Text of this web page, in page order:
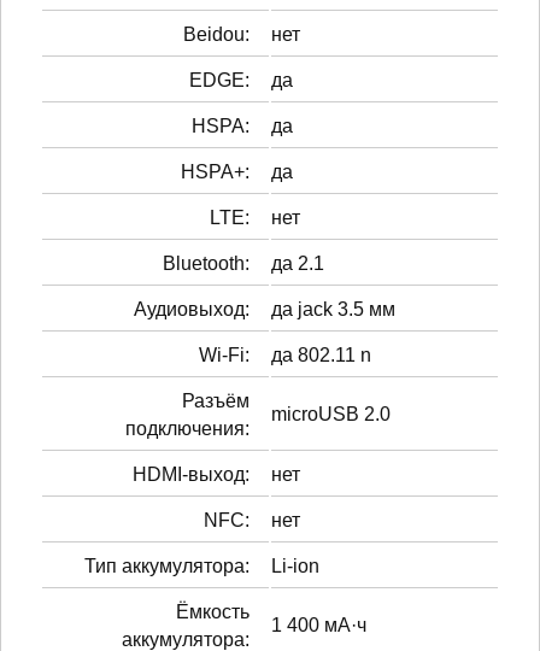
Beidou: нет
EDGE: да
HSPA: да
HSPA+: да
LTE: нет
Bluetooth: да 2.1
Аудиовыход: да jack 3.5 мм
Wi-Fi: да 802.11 n
Разъём
подключения:
microUSB 2.0
HDMI-выход: нет
NFC: нет
Тип аккумулятора: Li-ion
Ёмкость
аккумулятора:
1 400 мА·ч